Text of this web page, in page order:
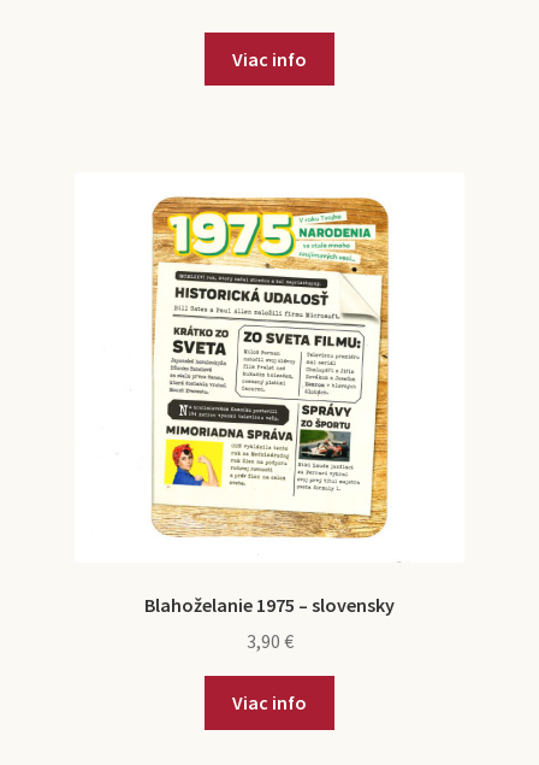
Viac info
Blahoželanie 1975 – slovensky
3,90 €
Viac info